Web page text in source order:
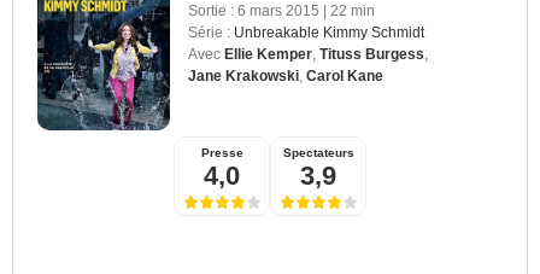
Sortie : 6 mars 2015 | 22 min
Série : Unbreakable Kimmy Schmidt
Avec Ellie Kemper Tituss Burgess
Jane Krakowski Carol Kane
Presse
4,0
Spectateurs
3,9